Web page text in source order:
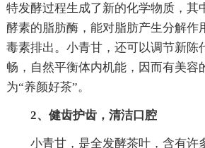
特发酵过程生成了新的化学物质，其
酵素的脂肪酶，能对脂肪产生分解作
毒素排出。小青甘，还可以调节新陈
畅，自然平衡体内机能，因而有美容
为“养颜好茶”。
2、健齿护齿，清洁口腔
小青甘，是全发酵茶叶，含有许